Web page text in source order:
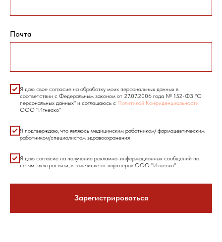
Почта
Я даю свое согласие на обработку моих персональных данных в
соответствии с Федеральным законом от 27.07.2006 года № 152-ФЗ "О
персональных данных" и соглашаюсь с Политикой Конфиденциальности
ООО "Игнеско"
Я подтверждаю, что являюсь медицинским работником/ фармацевтическим
работником/специалистом здравоохранения
Я даю согласие на получение рекламно-информационных сообщений по
сетям электросвязи, в том числе от партнёров ООО "Игнеско"
Зарегистрироваться